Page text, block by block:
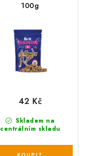
100g
Skladem na
centrálním skladu
42 Kč